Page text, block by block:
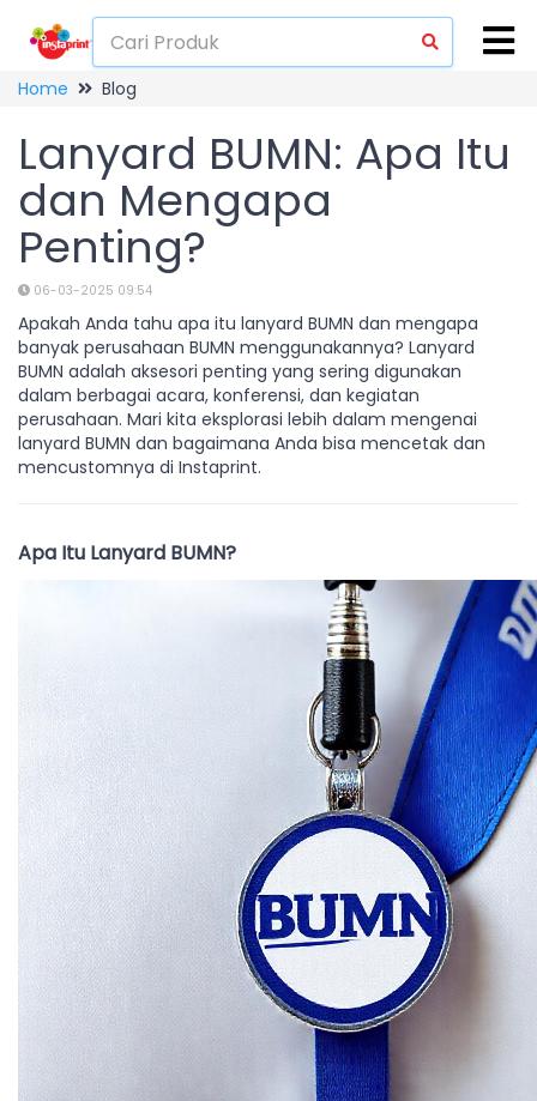
Home Blog
Lanyard BUMN: Apa Itu
dan Mengapa
Penting?
06-03-2025 09:54
Apakah Anda tahu apa itu lanyard BUMN dan mengapa
banyak perusahaan BUMN menggunakannya? Lanyard
BUMN adalah aksesori penting yang sering digunakan
dalam berbagai acara, konferensi, dan kegiatan
perusahaan. Mari kita eksplorasi lebih dalam mengenai
lanyard BUMN dan bagaimana Anda bisa mencetak dan
mencustomnya di Instaprint.
Apa Itu Lanyard BUMN?